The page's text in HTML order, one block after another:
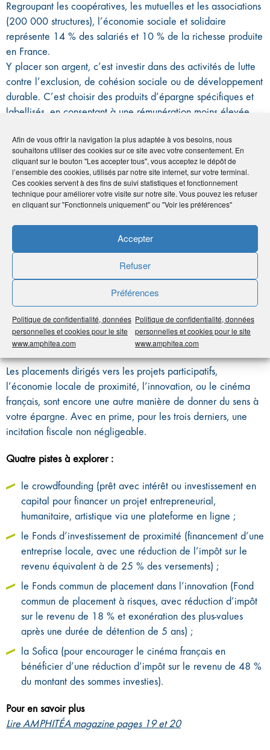
Afin de vous offrir la navigation la plus adaptée à vos besoins, nous
souhaitons utiliser des cookies sur ce site avec votre consentement. En
cliquant sur le bouton "Les accepter tous", vous acceptez le dépôt de
l’ensemble des cookies, utilisés par notre site internet, sur votre terminal.
Ces cookies servent à des fins de suivi statistiques et fonctionnement
technique pour améliorer votre visite sur notre site. Vous pouvez les refuser
en cliquant sur "Fonctionnels uniquement" ou "Voir les préférences"
Accepter
Refuser
Préférences
Politique de confidentialité, données
personnelles et cookies pour le site
www.amphitea.com
Politique de confidentialité, données
personnelles et cookies pour le site
www.amphitea.com
Regroupant les coopératives, les mutuelles et les associations
(200 000 structures), l’économie sociale et solidaire
représente 14 % des salariés et 10 % de la richesse produite
en France.
Y placer son argent, c’est investir dans des activités de lutte
contre l’exclusion, de cohésion sociale ou de développement
durable. C’est choisir des produits d’épargne spécifiques et
labellisés, en consentant à une rémunération moins élevée,
Deux options s’offrent à vous :
l’investissement solidaire (épargne investie en partie dans
un projet d’utilité sociale),
une œuvre d’intérêt général à caractère philanthropique,
éducatif, scientifique, social, humanitaire, culturel ou
Épargner solidaire permet d’obtenir une réduction d’impôt,
variable selon le type de placement.
3 – Soyez un épargnant engage
Les placements dirigés vers les projets participatifs,
l’économie locale de proximité, l’innovation, ou le cinéma
français, sont encore une autre manière de donner du sens à
votre épargne. Avec en prime, pour les trois derniers, une
incitation fiscale non négligeable.
Quatre pistes à explorer :
le crowdfounding (prêt avec intérêt ou investissement en
capital pour financer un projet entrepreneurial,
humanitaire, artistique via une plateforme en ligne ;
le Fonds d’investissement de proximité (financement d’une
entreprise locale, avec une réduction de l’impôt sur le
revenu équivalent à de 25 % des versements) ;
le Fonds commun de placement dans l’innovation (Fond
commun de placement à risques, avec réduction d’impôt
sur le revenu de 18 % et exonération des plus-values
après une durée de détention de 5 ans) ;
la Sofica (pour encourager le cinéma français en
bénéficier d’une réduction d’impôt sur le revenu de 48 %
du montant des sommes investies).
Pour en savoir plus
Lire AMPHITÉA magazine pages 19 et 20